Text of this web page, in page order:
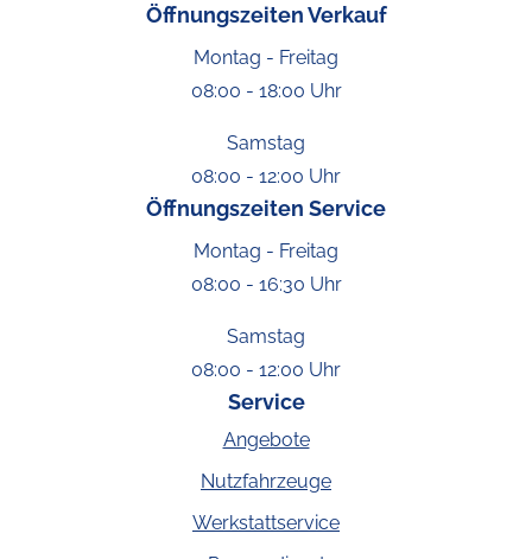
Öffnungszeiten Verkauf
Montag - Freitag
08:00 - 18:00 Uhr
Samstag
08:00 - 12:00 Uhr
Öffnungszeiten Service
Montag - Freitag
08:00 - 16:30 Uhr
Samstag
08:00 - 12:00 Uhr
Service
Angebote
Nutzfahrzeuge
Werkstattservice